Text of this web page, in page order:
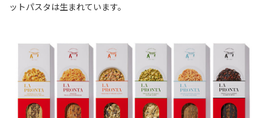
ットパスタは生まれています。